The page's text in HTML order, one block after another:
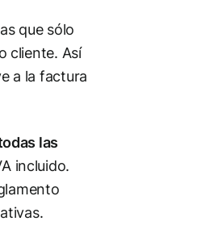
que sólo
cliente. Así
a la factura
las
incluido.